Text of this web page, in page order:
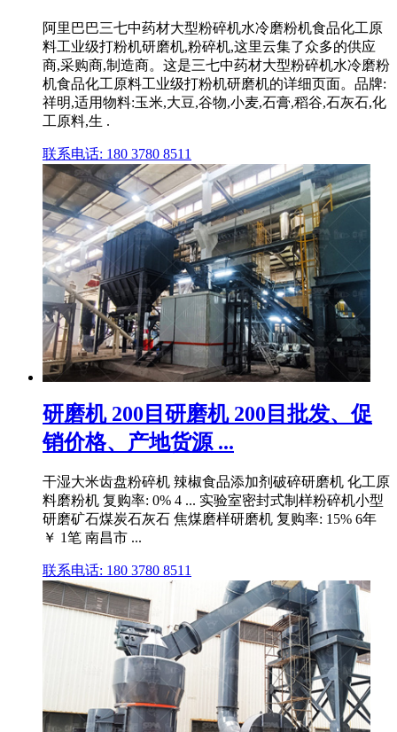
阿里巴巴三七中药材大型粉碎机水冷磨粉机食品化工原
料工业级打粉机研磨机,粉碎机,这里云集了众多的供应
商,采购商,制造商。这是三七中药材大型粉碎机水冷磨粉
机食品化工原料工业级打粉机研磨机的详细页面。品牌:
祥明,适用物料:玉米,大豆,谷物,小麦,石膏,稻谷,石灰石,化
工原料,生 .
联系电话: 180 3780 8511
研磨机 200目研磨机 200目批发、促
销价格、产地货源 ...
干湿大米齿盘粉碎机 辣椒食品添加剂破碎研磨机 化工原
料磨粉机 复购率: 0% 4 ... 实验室密封式制样粉碎机小型
研磨矿石煤炭石灰石 焦煤磨样研磨机 复购率: 15% 6年
￥ 1笔 南昌市 ...
联系电话: 180 3780 8511